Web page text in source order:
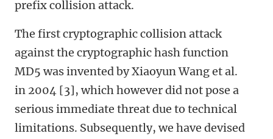
prefix collision attack.
The first cryptographic collision attack
against the cryptographic hash function
MD5 was invented by Xiaoyun Wang et al.
in 2004 [3], which however did not pose a
serious immediate threat due to technical
limitations. Subsequently, we have devised